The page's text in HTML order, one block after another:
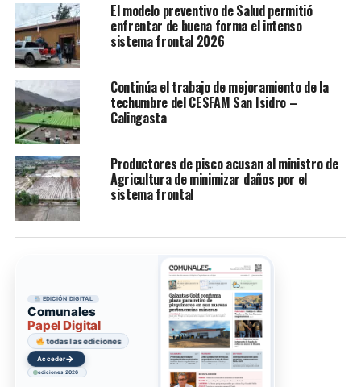
El modelo preventivo de Salud permitió
enfrentar de buena forma el intenso
sistema frontal 2026
Continúa el trabajo de mejoramiento de la
techumbre del CESFAM San Isidro –
Calingasta
Productores de pisco acusan al ministro de
Agricultura de minimizar daños por el
sistema frontal
EDICIÓN DIGITAL
Comunales
Papel Digital
todas las ediciones
Acceder→
ediciones 2026